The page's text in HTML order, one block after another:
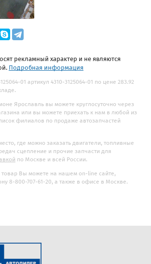
рекламный характер и не являются
Подробная информация
01 артикул 4310-3125064-01 по цене 283.92
Ярославль вы можете круглосуточно через
или вы можете приехать к нам в любой из
филиалов по продаже автозапчастей
где можно заказать двигатели, топливные
сцепление и прочие запчасти для
по Москве и всей России.
Вы можете на нашем on-line сайте,
8-800-707-61-20, а также в офисе в Москве.